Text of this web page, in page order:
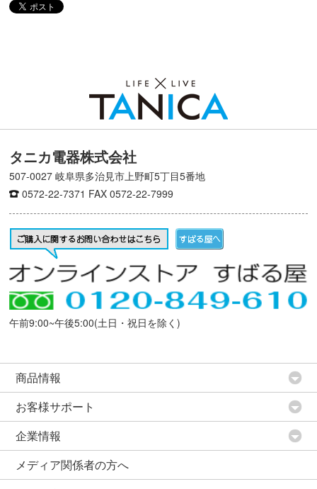
タニカ電器株式会社
507-0027 岐阜県多治見市上野町5丁目5番地
0572-22-7371 FAX 0572-22-7999
午前9:00~午後5:00(土日・祝日を除く)
商品情報
お客様サポート
企業情報
メディア関係者の方へ